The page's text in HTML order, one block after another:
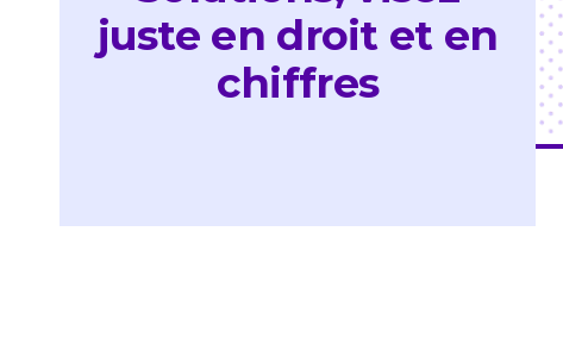
juste en droit et en
chiffres